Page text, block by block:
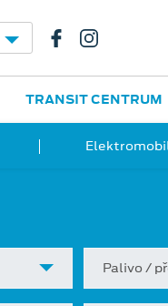
TRANSIT CENTRUM
Palivo /